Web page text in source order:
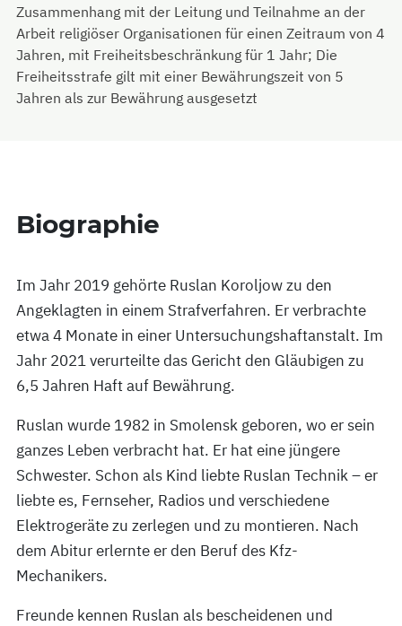
Zusammenhang mit der Leitung und Teilnahme an der
Arbeit religiöser Organisationen für einen Zeitraum von 4
Jahren, mit Freiheitsbeschränkung für 1 Jahr; Die
Freiheitsstrafe gilt mit einer Bewährungszeit von 5
Jahren als zur Bewährung ausgesetzt
Biographie
Im Jahr 2019 gehörte Ruslan Koroljow zu den
Angeklagten in einem Strafverfahren. Er verbrachte
etwa 4 Monate in einer Untersuchungshaftanstalt. Im
Jahr 2021 verurteilte das Gericht den Gläubigen zu
6,5 Jahren Haft auf Bewährung.
Ruslan wurde 1982 in Smolensk geboren, wo er sein
ganzes Leben verbracht hat. Er hat eine jüngere
Schwester. Schon als Kind liebte Ruslan Technik – er
liebte es, Fernseher, Radios und verschiedene
Elektrogeräte zu zerlegen und zu montieren. Nach
dem Abitur erlernte er den Beruf des Kfz-
Mechanikers.
Freunde kennen Ruslan als bescheidenen und